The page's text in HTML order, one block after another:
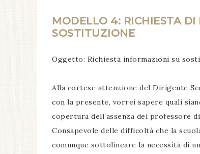
MODELLO 4: RICHIESTA
SOSTITUZIONE
Oggetto: Richiesta informazioni su
Alla cortese attenzione del Dirigente
con la presente, vorrei sapere quali
copertura dell’assenza del professore
Consapevole delle difficoltà che la
comunque sottolineare la necessità di